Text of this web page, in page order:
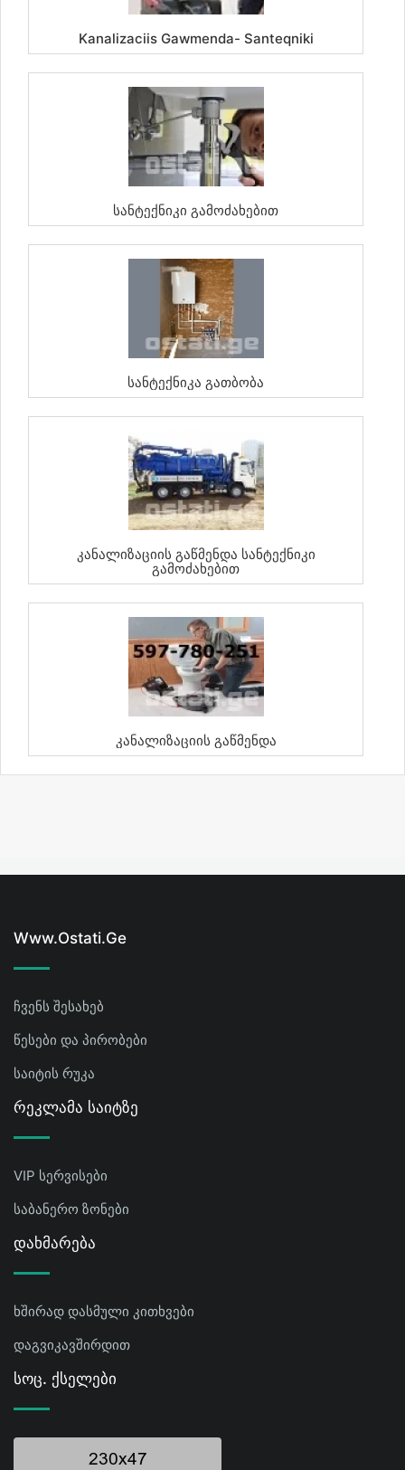
Kanalizaciis Gawmenda- Santeqniki
Სანტექნიკი Გამოძახებით
Სანტექნიკა Გათბობა
Კანალიზაციის Გაწმენდა Სანტექნიკი
Გამოძახებით
Კანალიზაციის Გაწმენდა
Www.ostati.ge
ჩვენს შესახებ
წესები და პირობები
საიტის რუკა
Რეკლამა Საიტზე
VIP სერვისები
საბანერო ზონები
Დახმარება
ხშირად დასმული კითხვები
დაგვიკავშირდით
Სოც. Ქსელები